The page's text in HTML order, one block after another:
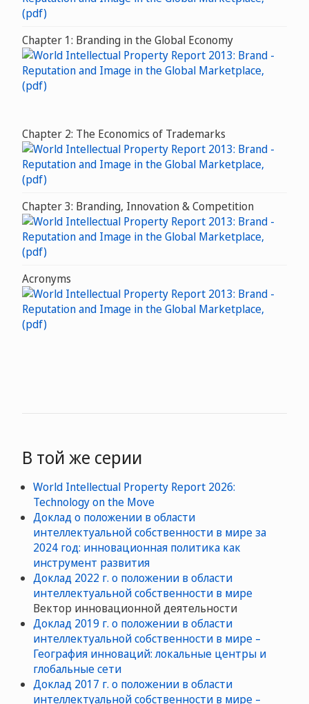
Chapter 1: Branding in the Global Economy
Chapter 2: The Economics of Trademarks
Chapter 3: Branding, Innovation & Competition
Acronyms
В той же серии
World Intellectual Property Report 2026:
Technology on the Move
Доклад о положении в области
интеллектуальной собственности в мире за
2024 год: инновационная политика как
инструмент развития
Доклад 2022 г. о положении в области
интеллектуальной собственности в мире
Вектор инновационной деятельности
Доклад 2019 г. о положении в области
интеллектуальной собственности в мире –
География инноваций: локальные центры и
глобальные сети
Доклад 2017 г. о положении в области
интеллектуальной собственности в мире –